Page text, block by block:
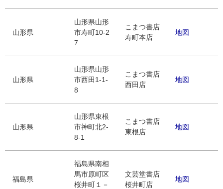
山形県
山形県山形
市寿町10-2
7
こまつ書店
寿町本店
地図
山形県
山形県山形
市西田1-1-
8
こまつ書店
西田店
地図
山形県
山形県東根
市神町北2-
8-1
こまつ書店
東根店
地図
福島県
福島県南相
馬市原町区
桜井町１－
文芸堂書店
桜井町店
地図